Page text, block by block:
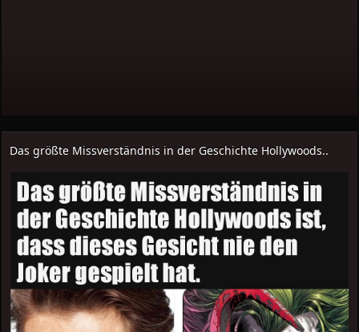
Das größte Missverständnis in der Geschichte Hollywoods..